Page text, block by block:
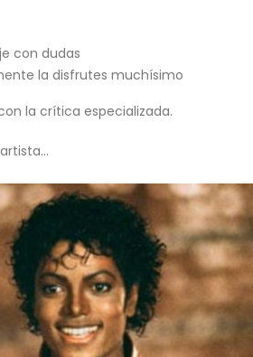
con dudas
la disfrutes muchísimo
la crítica especializada.